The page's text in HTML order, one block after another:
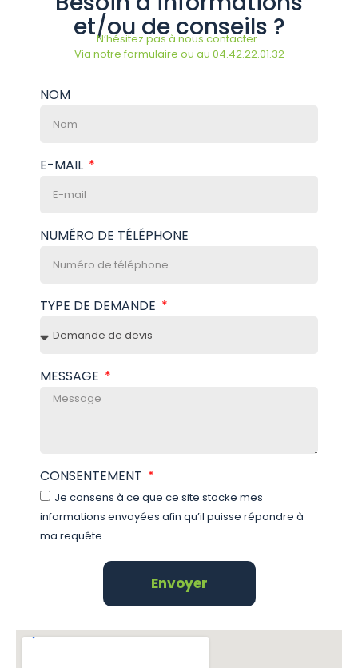
et/ou de conseils ?
N’hésitez pas à nous contacter :
Via notre formulaire ou au 04.42.22.01.32
NOM
E-MAIL
NUMÉRO DE TÉLÉPHONE
TYPE DE DEMANDE
MESSAGE
CONSENTEMENT
Je consens à ce que ce site stocke mes
informations envoyées afin qu’il puisse répondre à
ma requête.
Envoyer